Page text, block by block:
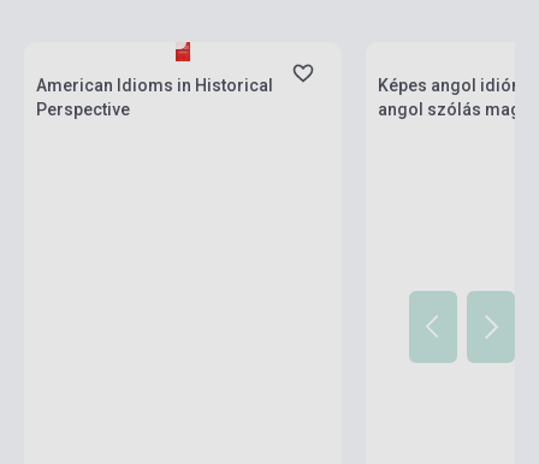
American Idioms in Historical
Perspective
Képes angol
angol szólás